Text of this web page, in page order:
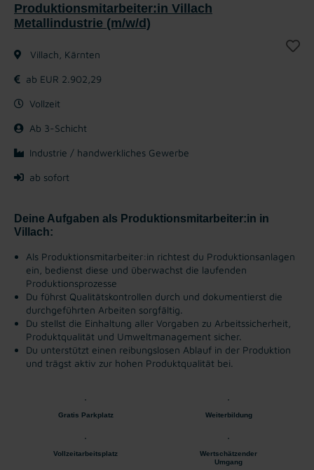
Produktionsmitarbeiter:in Villach
Metallindustrie (m/w/d)
Villach, Kärnten
ab EUR 2.902,29
Vollzeit
Ab 3-Schicht
Industrie / handwerkliches Gewerbe
ab sofort
Deine Aufgaben als Produktionsmitarbeiter:in in
Villach:
Als Produktionsmitarbeiter:in richtest du Produktionsanlagen
ein, bedienst diese und überwachst die laufenden
Produktionsprozesse
Du führst Qualitätskontrollen durch und dokumentierst die
durchgeführten Arbeiten sorgfältig.
Du stellst die Einhaltung aller Vorgaben zu Arbeitssicherheit,
Produktqualität und Umweltmanagement sicher.
Du unterstützt einen reibungslosen Ablauf in der Produktion
und trägst aktiv zur hohen Produktqualität bei.
Gratis Parkplatz Weiterbildung
Vollzeitarbeitsplatz
Wertschätzender
Umgang